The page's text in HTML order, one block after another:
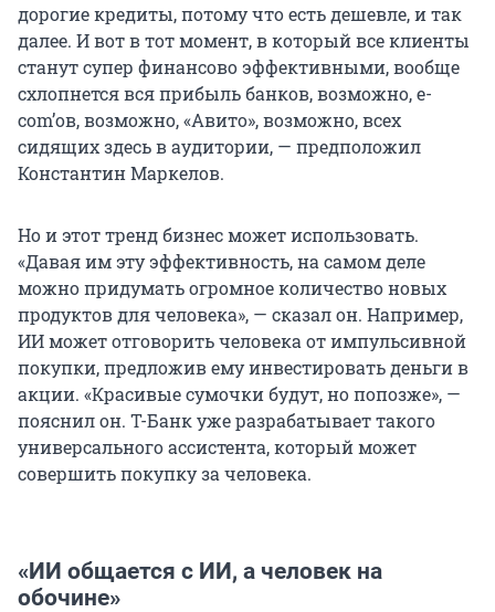
дорогие кредиты, потому что есть дешевле, и так
далее. И вот в тот момент, в который все клиенты
станут супер финансово эффективными, вообще
схлопнется вся прибыль банков, возможно, e-
com’ов, возможно, «Авито», возможно, всех
сидящих здесь в аудитории, — предположил
Константин Маркелов.
Но и этот тренд бизнес может использовать.
«Давая им эту эффективность, на самом деле
можно придумать огромное количество новых
продуктов для человека», — сказал он. Например,
ИИ может отговорить человека от импульсивной
покупки, предложив ему инвестировать деньги в
акции. «Красивые сумочки будут, но попозже», —
пояснил он. Т-Банк уже разрабатывает такого
универсального ассистента, который может
совершить покупку за человека.
«ИИ общается с ИИ, а человек на
обочине»